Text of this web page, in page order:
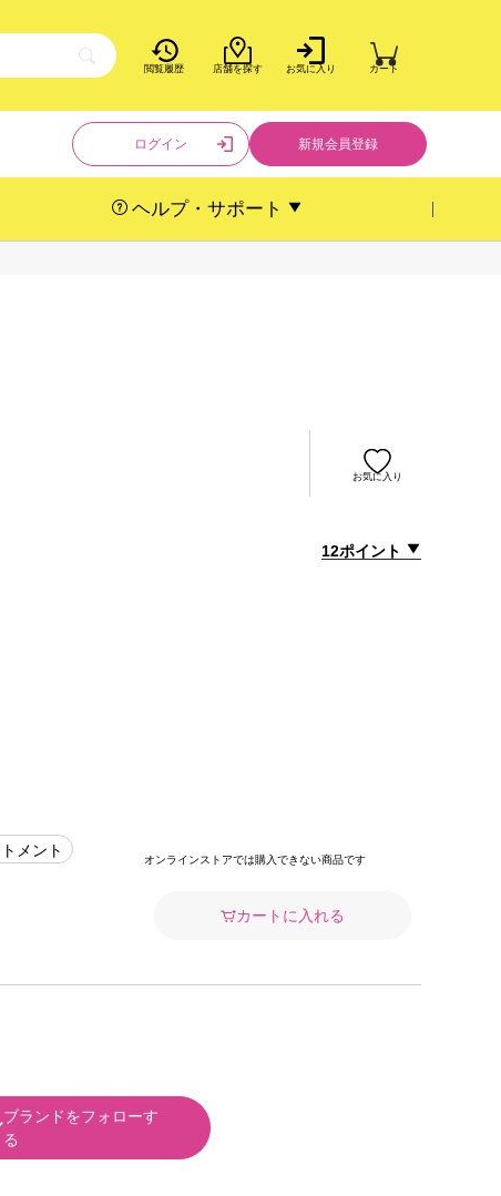
閲覧履歴 店舗を探す お気に入り カート
ログイン 新規会員登録
ヘルプ・サポート
お気に入り
12ポイント
メント
ブランドをフォローす
る
オンラインストアでは購入できない商品です
カートに入れる